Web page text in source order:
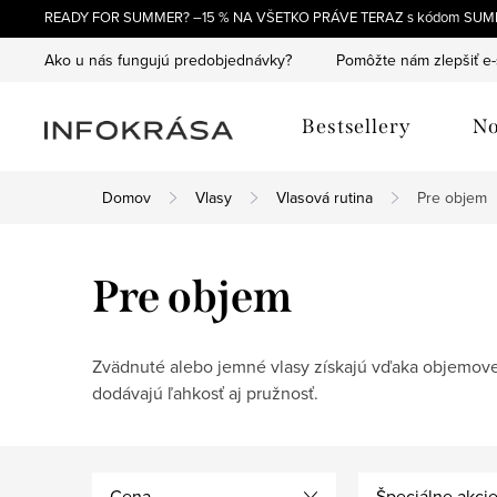
na
obsah
READY FOR SUMMER? –15 % NA VŠETKO PRÁVE TERAZ s kódom
Ako u nás fungujú predobjednávky? Pomôžte nám zlepšiť
Bestsellery
Domov Vlasy Vlasová rutina Pre objem
Pre objem
Zvädnuté alebo jemné vlasy získajú vďaka
dodávajú ľahkosť aj pružnosť.